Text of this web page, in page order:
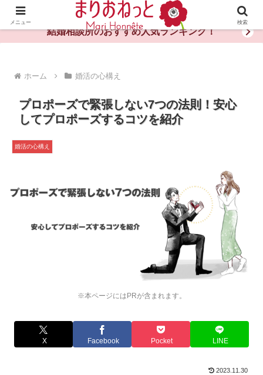
婚活や出会いの体験談・評判・秘訣がわかる情報サイト
結婚相談所のおすすめ人気ランキング！
ホーム 婚活の心構え
プロポーズで緊張しない7つの法則！安心
してプロポーズするコツを紹介
※本ページにはPRが含まれます。
婚活の心構え
X Facebook Pocket LINE
2023.11.30
メニュー 検索